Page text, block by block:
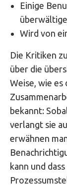
Einige
Wird von
Die Kritiken
über die
Weise, wie es
bekannt:
verlangt sie
erwähnen
kann und